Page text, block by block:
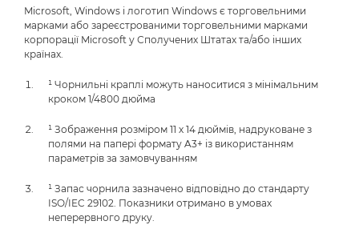
Microsoft, Windows і логотип Windows є торговельними
марками або зареєстрованими торговельними марками
корпорації Microsoft у Сполучених Штатах та/або інших
країнах.
¹ Чорнильні краплі можуть наноситися з мінімальним
кроком 1/4800 дюйма
¹ Зображення розміром 11 х 14 дюймів, надруковане з
полями на папері формату A3+ із використанням
параметрів за замовчуванням
¹ Запас чорнила зазначено відповідно до стандарту
ISO/IEC 29102. Показники отримано в умовах
неперервного друку.